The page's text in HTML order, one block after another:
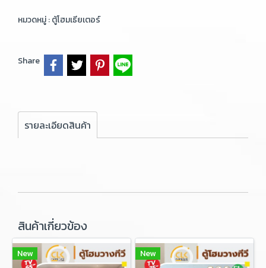
หมวดหมู่ :ตู้โฮมเธียเตอร์
Share
รายละเอียดสินค้า
สินค้าเกี่ยวข้อง
New New